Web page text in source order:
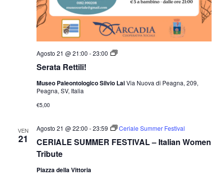
Serata Rettili!
Agosto 21 @ 21:00 -23:00
Museo Paleontologico Silvio LaiVia Nuova di Peagna, 209,
Peagna, SV, Italia
€5,00
VEN
21
CERIALE SUMMER FESTIVAL – Italian Women
Tribute
Agosto 21 @ 22:00 -23:59 Ceriale Summer Festival
Piazza della Vittoria